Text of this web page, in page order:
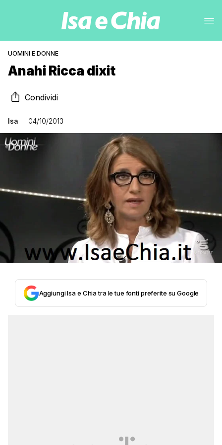
UOMINI E DONNE
Anahi Ricca dixit
Condividi
Isa 04/10/2013
Aggiungi Isa e Chia tra le tue fonti preferite su Google